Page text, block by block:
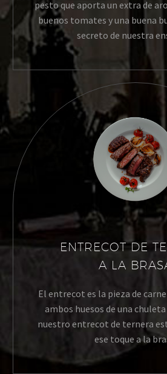
pesto que aporta un extra de
buenos tomates y una buena
secreto de nuestra
ENTRECOT DE
A LA
El entrecot es la pieza de
ambos huesos de una
nuestro entrecot de ternera
ese toque a la